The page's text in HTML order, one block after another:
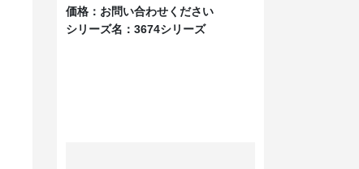
価格： お問い合わせください
シリーズ名： 3674シリーズ